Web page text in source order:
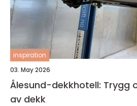
inspiration
03. May 2026
Ålesund-dekkhotell: Trygg
av dekk